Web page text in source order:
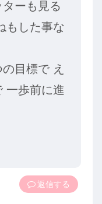
ーも見る
もした事な
目標で え
一歩前に進
返信